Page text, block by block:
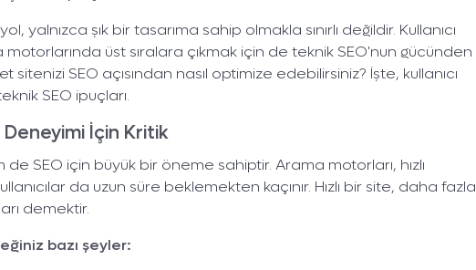
yalnızca şık bir tasarıma sahip olmakla sınırlı değildir. Kullanıcı
üst sıralara çıkmak için de teknik SEO'nun gücünden
SEO açısından nasıl optimize edebilirsiniz? İşte, kullanıcı
SEO ipuçları.
Deneyimi İçin Kritik
de SEO için büyük bir öneme sahiptir. Arama motorları, hızlı
da uzun süre beklemekten kaçınır. Hızlı bir site, daha fazla
demektir.
bazı şeyler: